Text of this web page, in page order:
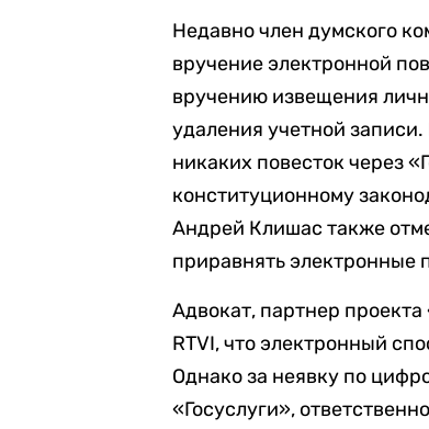
Недавно член думского
вручение электронной
вручению извещения
удаления учетной записи.
никаких повесток через
конституционному
Андрей Клишас также
приравнять электронные
Адвокат, партнер
RTVI, что электронный
Однако за неявку по
«Госуслуги»,